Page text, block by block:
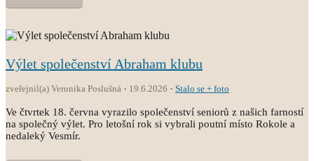
Výlet společenství Abraham klubu
zveřejnil(a) Veronika Poslušná 19.6.2026 Stalo se + foto
Ve čtvrtek 18. června vyrazilo společenství seniorů z našich farností
na společný výlet. Pro letošní rok si vybrali poutní místo Rokole a
nedaleký Vesmír.